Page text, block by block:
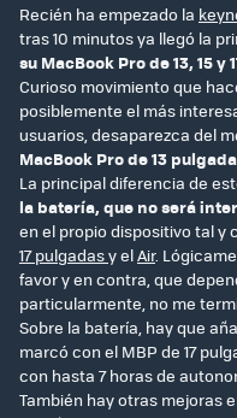
Recién ha empezado la
tras 10 minutos ya llegó la
su MacBook Pro de 13, 15 y
Curioso movimiento que
posiblemente el más
usuarios, desaparezca del
MacBook Pro de 13
La principal diferencia de
la batería, que no será
en el propio dispositivo tal y
17 pulgadasy elAir.
favor y en contra, que
particularmente, no me
Sobre la batería, hay que
marcó con el MBP de 17
con hasta 7 horas de
También hay otras mejoras